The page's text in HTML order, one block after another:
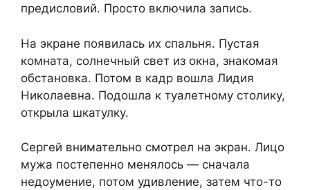
предисловий. Просто включила запись.
На экране появилась их спальня. Пустая
комната, солнечный свет из окна, знакомая
обстановка. Потом в кадр вошла Лидия
Николаевна. Подошла к туалетному столику,
открыла шкатулку.
Сергей внимательно смотрел на экран. Лицо
мужа постепенно менялось — сначала
недоумение, потом удивление, затем что-то